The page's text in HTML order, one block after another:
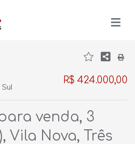
R$ 424.000,00
venda, 3
Vila Nova, Três